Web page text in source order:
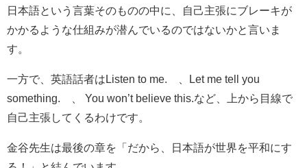
日本語という言葉そのものの中に、自己主張にブレーキが
かかるような仕組みが潜んでいるのではないかと言いま
す。
一方で、英語話者はListen to me. 、Let me tell you
something. 、 You won’t believe this.など、上から目線で
自己主張してくるわけです。
金谷先生は最後の章を「だから、日本語が世界を平和にす